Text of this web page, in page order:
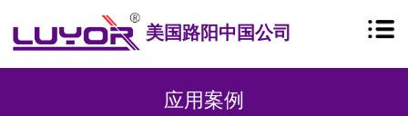
美国路阳中国公司
应用案例